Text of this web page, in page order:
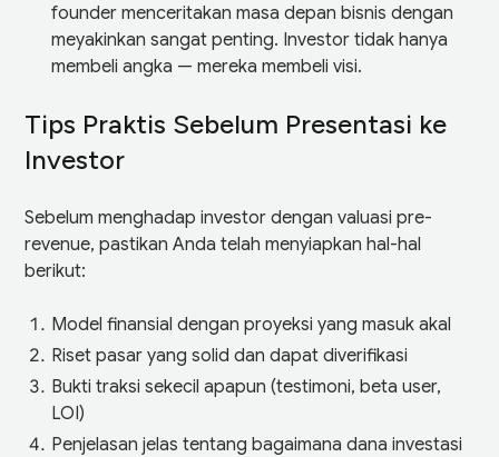
founder menceritakan masa depan bisnis dengan
meyakinkan sangat penting. Investor tidak hanya
membeli angka — mereka membeli visi.
Tips Praktis Sebelum Presentasi ke
Investor
Sebelum menghadap investor dengan valuasi pre-
revenue, pastikan Anda telah menyiapkan hal-hal
berikut:
Model finansial dengan proyeksi yang masuk akal
Riset pasar yang solid dan dapat diverifikasi
Bukti traksi sekecil apapun (testimoni, beta user,
LOI)
Penjelasan jelas tentang bagaimana dana investasi